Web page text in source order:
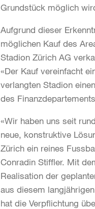
Grundstück möglich
Aufgrund dieser
möglichen Kauf des
Stadion Zürich AG
«Der Kauf vereinfacht
verlangten Stadion
des
«Wir haben uns seit
neue, konstruktive
Zürich ein reines
Conradin Stiffler. Mit
Realisation der
aus diesem
hat die Verpflichtung